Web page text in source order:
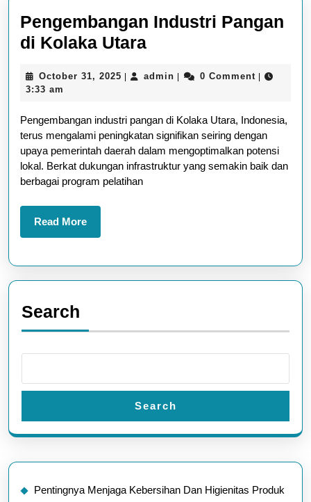
Pengembangan Industri Pangan
di Kolaka UtaraPengembangan
Pangan
Kolaka
Utara
October 31, 2025 Octoberadmin admin0 Comment
3:33 am
Pengembangan industri pangan di Kolaka Utara, Indonesia,
terus mengalami peningkatan signifikan seiring dengan
upaya pemerintah daerah dalam mengoptimalkan potensi
lokal. Berkat dukungan infrastruktur yang semakin baik dan
berbagai program pelatihan
Read MoreRead
More
Search
Search
Pentingnya Menjaga Kebersihan Dan Higienitas Produk